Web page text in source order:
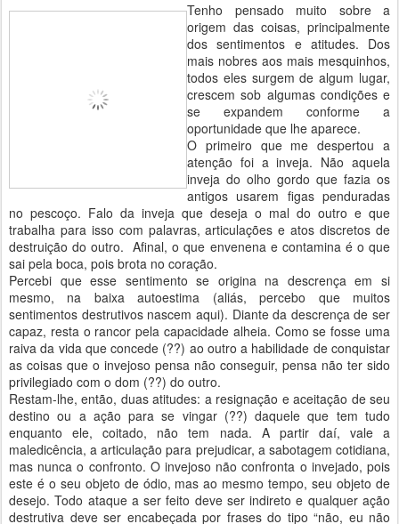
Tenho pensado muito sobre a
origem das coisas, principalmente
dos sentimentos e atitudes. Dos
mais nobres aos mais mesquinhos,
todos eles surgem de algum lugar,
crescem sob algumas condições e
se expandem conforme a
oportunidade que lhe aparece.
O primeiro que me despertou a
atenção foi a inveja. Não aquela
inveja do olho gordo que fazia os
antigos usarem figas penduradas
no pescoço. Falo da inveja que deseja o mal do outro e que
trabalha para isso com palavras, articulações e atos discretos de
destruição do outro. Afinal, o que envenena e contamina é o que
sai pela boca, pois brota no coração.
Percebi que esse sentimento se origina na descrença em si
mesmo, na baixa autoestima (aliás, percebo que muitos
sentimentos destrutivos nascem aqui). Diante da descrença de ser
capaz, resta o rancor pela capacidade alheia. Como se fosse uma
raiva da vida que concede (??) ao outro a habilidade de conquistar
as coisas que o invejoso pensa não conseguir, pensa não ter sido
privilegiado com o dom (??) do outro.
Restam-lhe, então, duas atitudes: a resignação e aceitação de seu
destino ou a ação para se vingar (??) daquele que tem tudo
enquanto ele, coitado, não tem nada. A partir daí, vale a
maledicência, a articulação para prejudicar, a sabotagem cotidiana,
mas nunca o confronto. O invejoso não confronta o invejado, pois
este é o seu objeto de ódio, mas ao mesmo tempo, seu objeto de
desejo. Todo ataque a ser feito deve ser indireto e qualquer ação
destrutiva deve ser encabeçada por frases do tipo “não, eu não